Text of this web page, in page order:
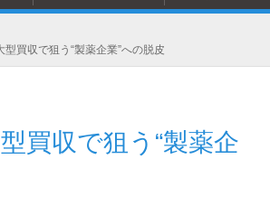
買収で狙う“製薬企業”への脱皮
買収で狙う“製薬企